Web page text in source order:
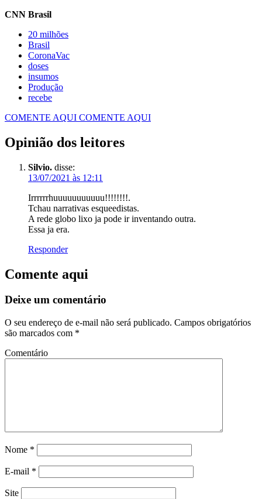
CNN Brasil
20 milhões
CoronaVac
doses
insumos
Produção
recebe
COMENTE AQUI COMENTE AQUI
Opinião dos leitores
Silvio. disse:
13/07/2021 às 12:11
Irrrrrrhuuuuuuuuuuu!!!!!!!!.
Tchau narrativas esqueedistas.
A rede globo lixo ja pode ir inventando outra.
Essa ja era.
Responder
Comente aqui
Deixe um comentário
O seu endereço de e-mail não será publicado. Campos obrigatórios
são marcados com *
Comentário
Nome *
E-mail *
Site